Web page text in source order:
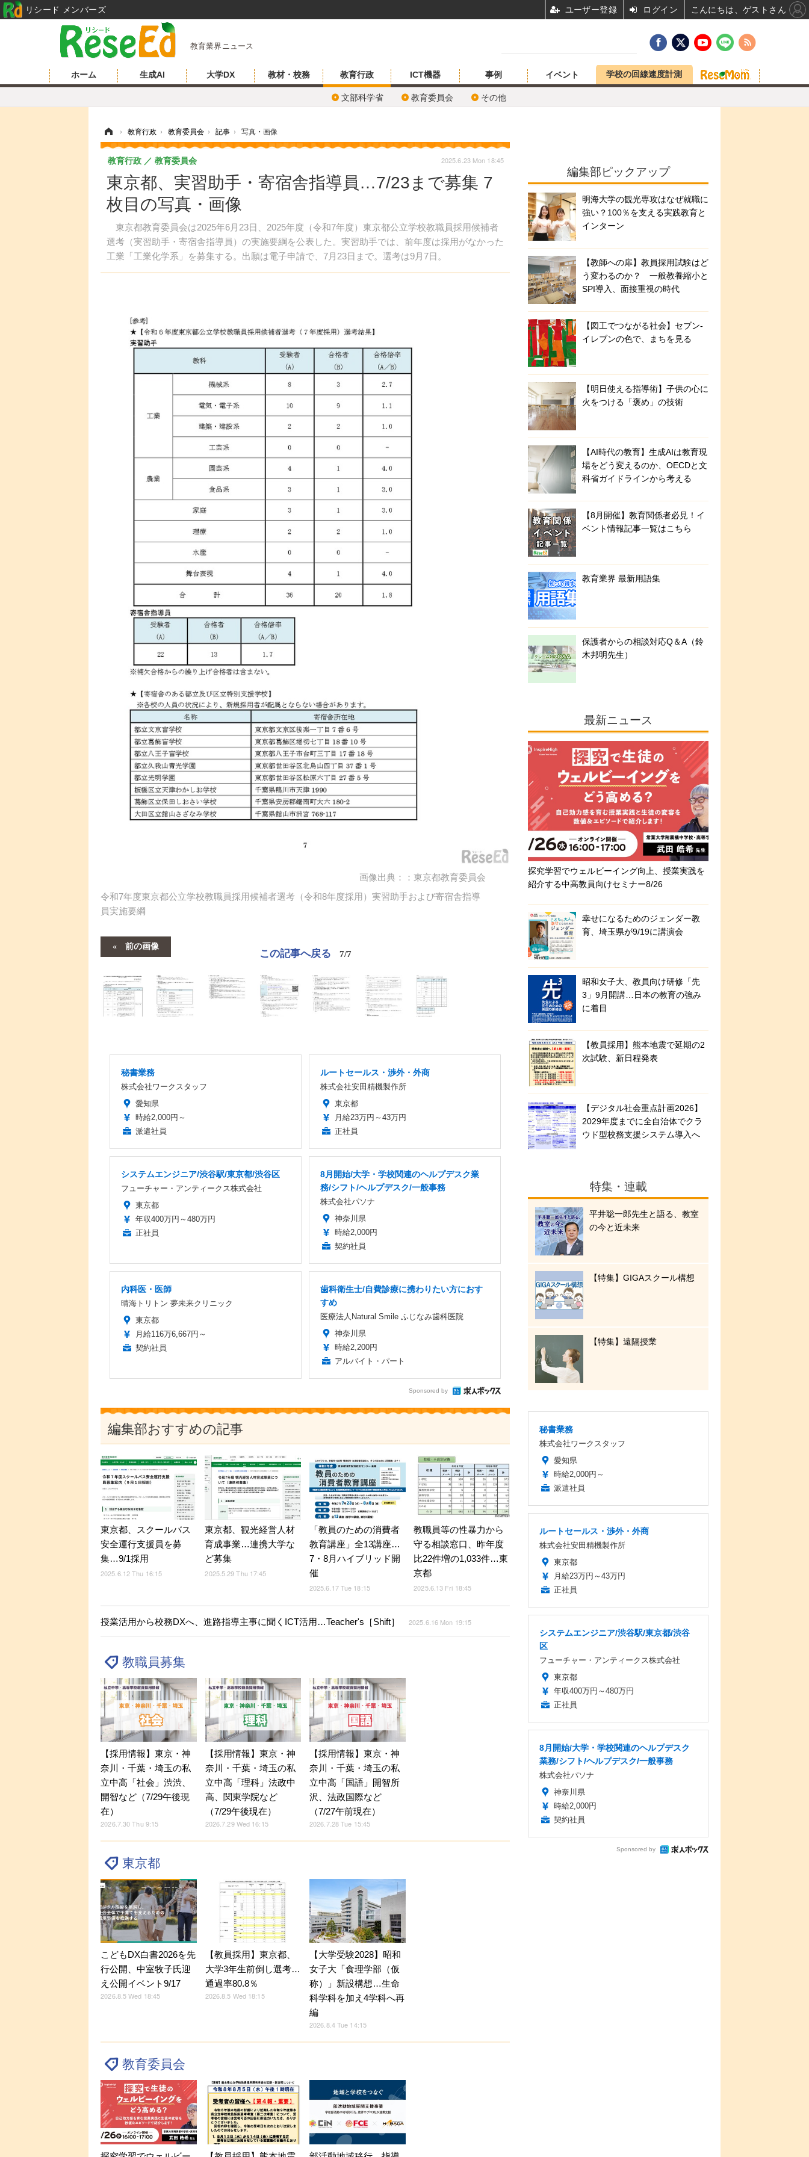
教育業界ニュース
ホーム 生成AI 大学DX 教材・校務 教育行政
文部科学省 教育委員会 その他
ICT機器 事例 イベント 学校の回線速度計測
› 教育行政 › 教育委員会 › 記事 › 写真・画像
東京都、実習助手・寄宿舎指導員…7/23まで募集 7
枚目の写真・画像
東京都教育委員会は2025年6月23日、2025年度（令和7年度）東京都公立学校教職員採用候補者
選考（実習助手・寄宿舎指導員）の実施要綱を公表した。実習助手では、前年度は採用がなかった
工業「工業化学系」を募集する。出願は電子申請で、7月23日まで。選考は9月7日。
教育行政 教育委員会 2025.6.23 Mon 18:45
画像出典：：東京都教育委員会
令和7年度東京都公立学校教職員採用候補者選考（令和8年度採用）実習助手および寄宿舎指導
員実施要綱
前の画像
この記事へ戻る 7/7
秘書業務
株式会社ワークスタッフ
愛知県
時給2,000円～
派遣社員
ルートセールス・渉外・外商
株式会社安田精機製作所
東京都
月給23万円～43万円
正社員
システムエンジニア/渋谷駅/東京都/渋谷区
フューチャー・アンティークス株式会社
東京都
年収400万円～480万円
正社員
8月開始/大学・学校関連のヘルプデスク業
務/シフト/ヘルプデスク/一般事務
株式会社パソナ
神奈川県
時給2,000円
契約社員
内科医・医師
晴海トリトン 夢未来クリニック
東京都
月給116万6,667円～
契約社員
歯科衛生士/自費診療に携わりたい方におす
すめ
医療法人Natural Smile ふじなみ歯科医院
神奈川県
時給2,200円
アルバイト・パート
Sponsored by
編集部おすすめの記事
東京都、スクールバス
安全運行支援員を募
集…9/1採用
2025.6.12 Thu 16:15
東京都、観光経営人材
育成事業…連携大学な
ど募集
2025.5.29 Thu 17:45
「教員のための消費者
教育講座」全13講座…
7・8月ハイブリッド開
催
2025.6.17 Tue 18:15
教職員等の性暴力から
守る相談窓口、昨年度
比22件増の1,033件…東
京都
2025.6.13 Fri 18:45
授業活用から校務DXへ、進路指導主事に聞くICT活用…Teacher's［Shift］ 2025.6.16 Mon 19:15
教職員募集
【採用情報】東京・神
奈川・千葉・埼玉の私
立中高「社会」渋渋、
開智など（7/29午後現
在）
2026.7.30 Thu 9:15
【採用情報】東京・神
奈川・千葉・埼玉の私
立中高「理科」法政中
高、関東学院など
（7/29午後現在）
2026.7.29 Wed 16:15
【採用情報】東京・神
奈川・千葉・埼玉の私
立中高「国語」開智所
沢、法政国際など
（7/27午前現在）
2026.7.28 Tue 15:45
東京都
こどもDX白書2026を先
行公開、中室牧子氏迎
え公開イベント9/17
2026.8.5 Wed 18:45
【教員採用】東京都、
大学3年生前倒し選考…
通過率80.8％
2026.8.5 Wed 18:15
【大学受験2028】昭和
女子大「食理学部（仮
称）」新設構想…生命
科学科を加え4学科へ再
編
2026.8.4 Tue 14:15
教育委員会
編集部ピックアップ
明海大学の観光専攻はなぜ就職に
強い？100％を支える実践教育と
インターン
【教師への扉】教員採用試験はど
う変わるのか？ 一般教養縮小と
SPI導入、面接重視の時代
【図工でつながる社会】セブン‐
イレブンの色で、まちを見る
【明日使える指導術】子供の心に
火をつける「褒め」の技術
【AI時代の教育】生成AIは教育現
場をどう変えるのか、OECDと文
科省ガイドラインから考える
【8月開催】教育関係者必見！イ
ベント情報記事一覧はこちら
教育業界 最新用語集
保護者からの相談対応Q＆A（鈴
木邦明先生）
最新ニュース
探究学習でウェルビーイング向上、授業実践を
紹介する中高教員向けセミナー8/26
幸せになるためのジェンダー教
育、埼玉県が9/19に講演会
昭和女子大、教員向け研修「先
3」9月開講…日本の教育の強み
に着目
【教員採用】熊本地震で延期の2
次試験、新日程発表
【デジタル社会重点計画2026】
2029年度までに全自治体でクラ
ウド型校務支援システム導入へ
特集・連載
平井聡一郎先生と語る、教室
の今と近未来
【特集】GIGAスクール構想
【特集】遠隔授業
秘書業務
株式会社ワークスタッフ
愛知県
時給2,000円～
派遣社員
ルートセールス・渉外・外商
株式会社安田精機製作所
東京都
月給23万円～43万円
正社員
システムエンジニア/渋谷駅/東京都/渋谷
区
フューチャー・アンティークス株式会社
東京都
年収400万円～480万円
正社員
8月開始/大学・学校関連のヘルプデスク
業務/シフト/ヘルプデスク/一般事務
株式会社パソナ
神奈川県
時給2,000円
契約社員
Sponsored by
リシード メンバーズ ユーザー登録 ログイン こんにちは、ゲストさん